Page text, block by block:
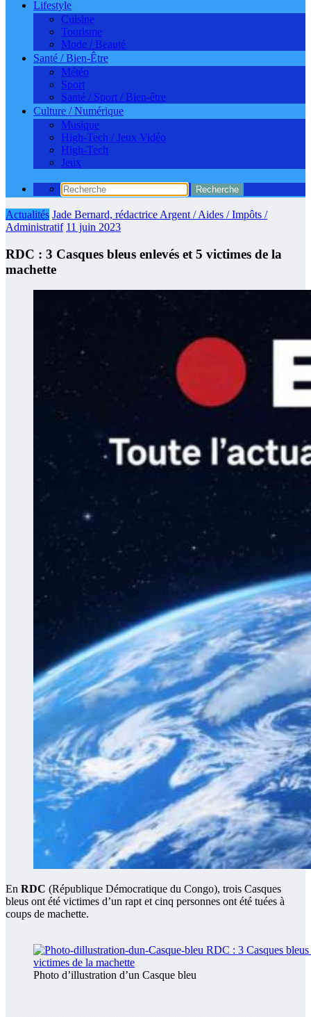
Lifestyle
Cuisine
Tourisme
Mode / Beauté
Santé / Bien-Être
Météo
Sport
Santé / Sport / Bien-être
Culture / Numérique
Musique
High-Tech / Jeux Vidéo
High-Tech
Jeux
Actualités Jade Bernard, rédactrice Argent / Aides / Impôts /
Administratif 11 juin 2023
RDC : 3 Casques bleus enlevés et 5 victimes de la
machette
En RDC (République Démocratique du Congo), trois Casques
bleus ont été victimes d’un rapt et cinq personnes ont été tuées à
coups de machette.
Photo d’illustration d’un Casque bleu